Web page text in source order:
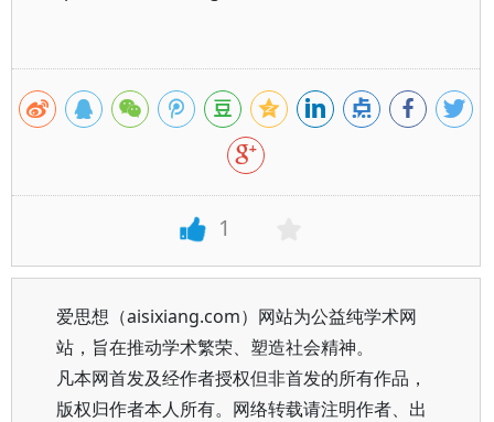
1
爱思想（aisixiang.com）网站为公益纯学术网
站，旨在推动学术繁荣、塑造社会精神。
凡本网首发及经作者授权但非首发的所有作品，
版权归作者本人所有。网络转载请注明作者、出